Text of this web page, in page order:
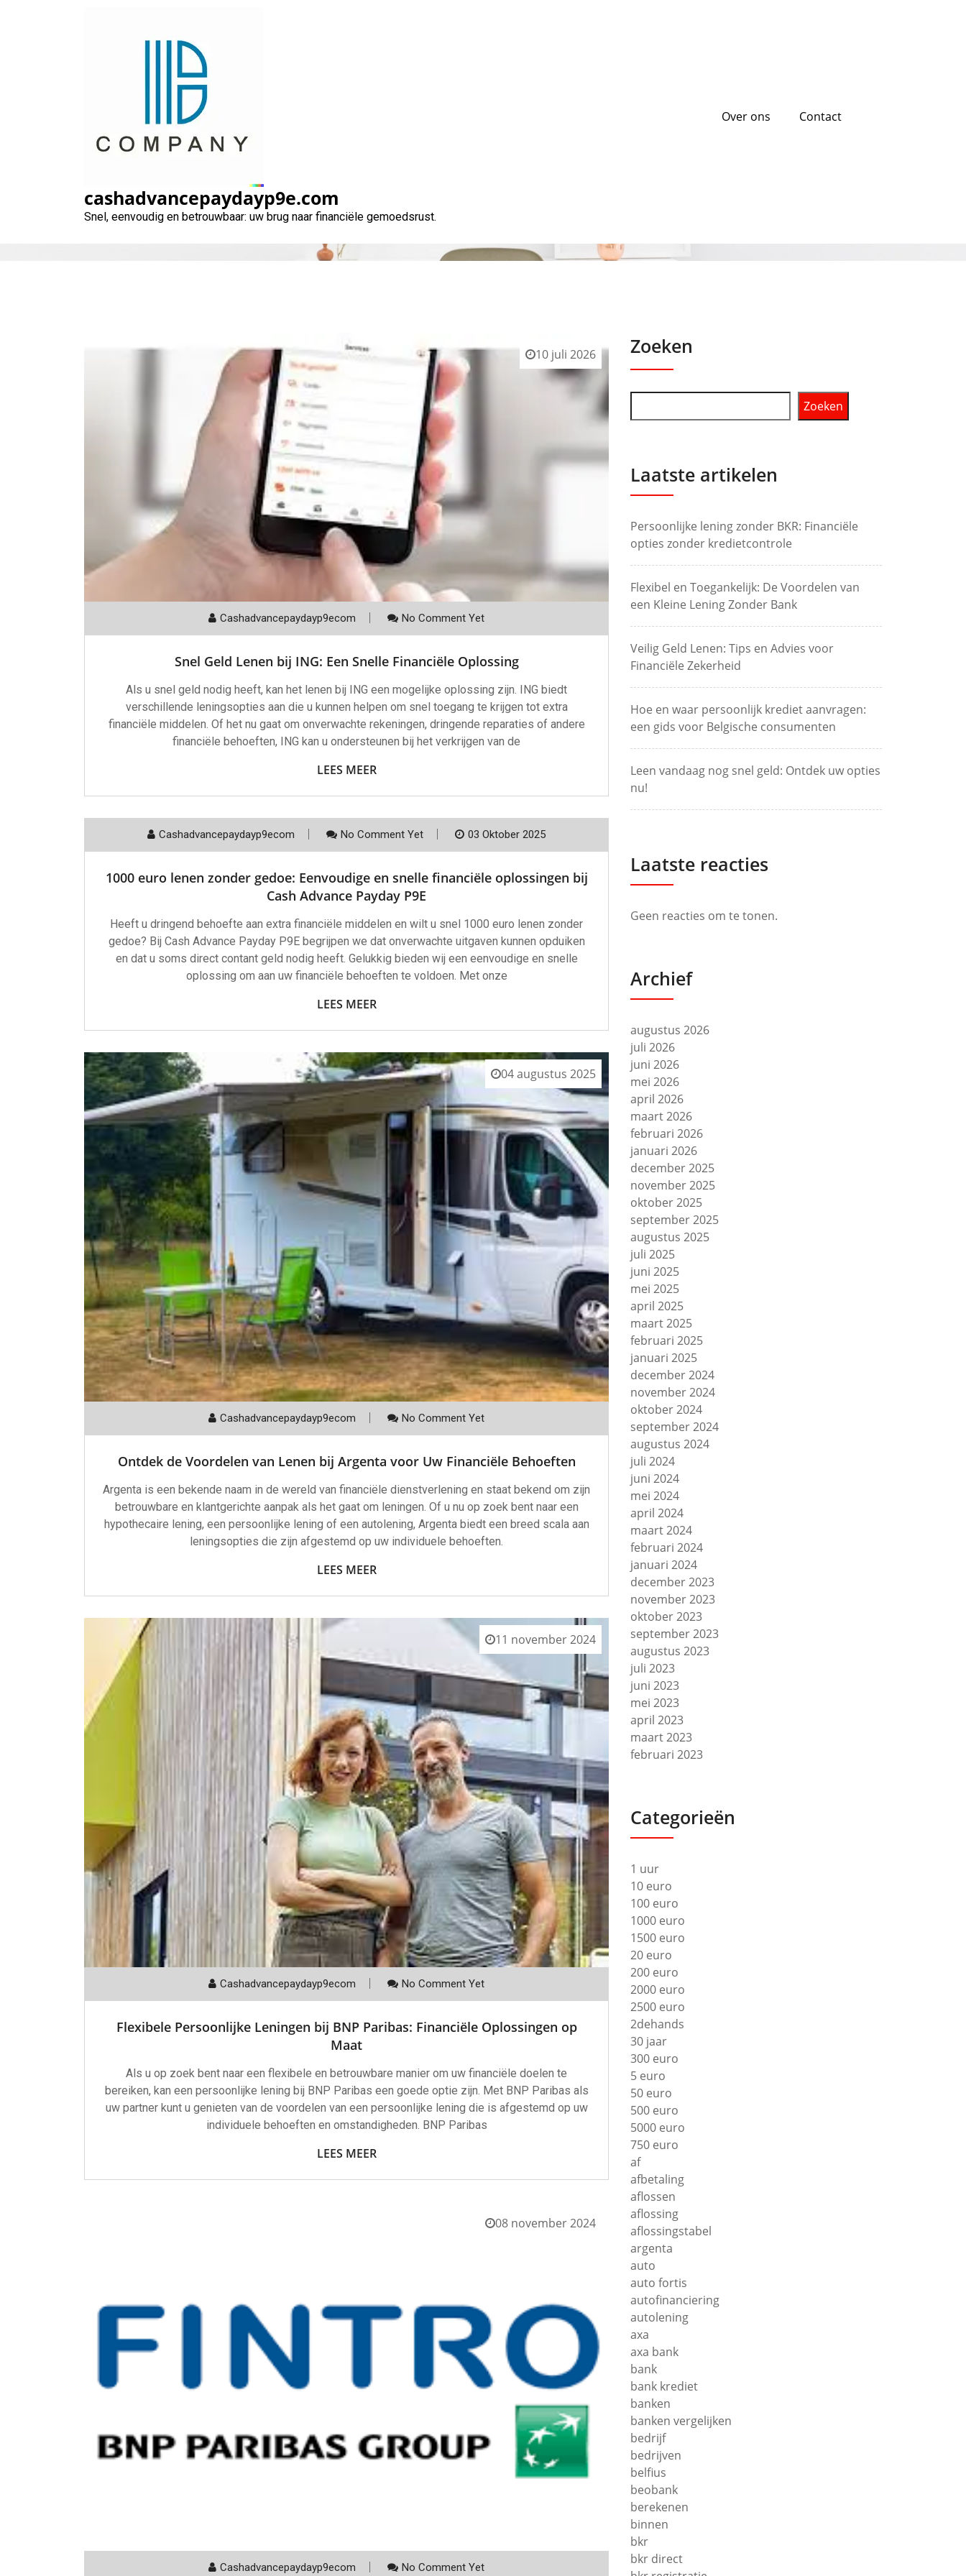
cashadvancepaydayp9e.com
Snel, eenvoudig en betrouwbaar: uw brug naar financiële gemoedsrust.
Over ons Contact
10 juli 2026
Cashadvancepaydayp9ecom No Comment Yet
Snel Geld Lenen bij ING: Een Snelle Financiële Oplossing
Als u snel geld nodig heeft, kan het lenen bij ING een mogelijke oplossing zijn. ING biedt
verschillende leningsopties aan die u kunnen helpen om snel toegang te krijgen tot extra
financiële middelen. Of het nu gaat om onverwachte rekeningen, dringende reparaties of andere
financiële behoeften, ING kan u ondersteunen bij het verkrijgen van de
LEES MEER
Cashadvancepaydayp9ecom No Comment Yet 03 Oktober 2025
1000 euro lenen zonder gedoe: Eenvoudige en snelle financiële oplossingen bij
Cash Advance Payday P9E
Heeft u dringend behoefte aan extra financiële middelen en wilt u snel 1000 euro lenen zonder
gedoe? Bij Cash Advance Payday P9E begrijpen we dat onverwachte uitgaven kunnen opduiken
en dat u soms direct contant geld nodig heeft. Gelukkig bieden wij een eenvoudige en snelle
oplossing om aan uw financiële behoeften te voldoen. Met onze
LEES MEER
04 augustus 2025
Cashadvancepaydayp9ecom No Comment Yet
Ontdek de Voordelen van Lenen bij Argenta voor Uw Financiële Behoeften
Argenta is een bekende naam in de wereld van financiële dienstverlening en staat bekend om zijn
betrouwbare en klantgerichte aanpak als het gaat om leningen. Of u nu op zoek bent naar een
hypothecaire lening, een persoonlijke lening of een autolening, Argenta biedt een breed scala aan
leningsopties die zijn afgestemd op uw individuele behoeften.
LEES MEER
11 november 2024
Cashadvancepaydayp9ecom No Comment Yet
Flexibele Persoonlijke Leningen bij BNP Paribas: Financiële Oplossingen op
Maat
Als u op zoek bent naar een flexibele en betrouwbare manier om uw financiële doelen te
bereiken, kan een persoonlijke lening bij BNP Paribas een goede optie zijn. Met BNP Paribas als
uw partner kunt u genieten van de voordelen van een persoonlijke lening die is afgestemd op uw
individuele behoeften en omstandigheden. BNP Paribas
LEES MEER
08 november 2024
Cashadvancepaydayp9ecom No Comment Yet
Zoeken
Zoeken
Laatste artikelen
Persoonlijke lening zonder BKR: Financiële
opties zonder kredietcontrole
Flexibel en Toegankelijk: De Voordelen van
een Kleine Lening Zonder Bank
Veilig Geld Lenen: Tips en Advies voor
Financiële Zekerheid
Hoe en waar persoonlijk krediet aanvragen:
een gids voor Belgische consumenten
Leen vandaag nog snel geld: Ontdek uw opties
nu!
Laatste reacties
Geen reacties om te tonen.
Archief
augustus 2026
juli 2026
juni 2026
mei 2026
april 2026
maart 2026
februari 2026
januari 2026
december 2025
november 2025
oktober 2025
september 2025
augustus 2025
juli 2025
juni 2025
mei 2025
april 2025
maart 2025
februari 2025
januari 2025
december 2024
november 2024
oktober 2024
september 2024
augustus 2024
juli 2024
juni 2024
mei 2024
april 2024
maart 2024
februari 2024
januari 2024
december 2023
november 2023
oktober 2023
september 2023
augustus 2023
juli 2023
juni 2023
mei 2023
april 2023
maart 2023
februari 2023
Categorieën
1 uur
10 euro
100 euro
1000 euro
1500 euro
20 euro
200 euro
2000 euro
2500 euro
2dehands
30 jaar
300 euro
5 euro
50 euro
500 euro
5000 euro
750 euro
af
afbetaling
aflossen
aflossing
aflossingstabel
argenta
auto
auto fortis
autofinanciering
autolening
axa
axa bank
bank
bank krediet
banken
banken vergelijken
bedrijf
bedrijven
belfius
beobank
berekenen
binnen
bkr
bkr direct